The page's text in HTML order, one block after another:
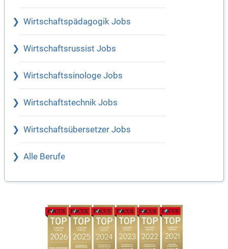
Wirtschaftspädagogik Jobs
Wirtschaftsrussist Jobs
Wirtschaftssinologe Jobs
Wirtschaftstechnik Jobs
Wirtschaftsübersetzer Jobs
Alle Berufe